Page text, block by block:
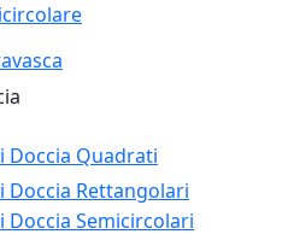
Doccia Quadrati
Doccia Rettangolari
Doccia Semicircolari